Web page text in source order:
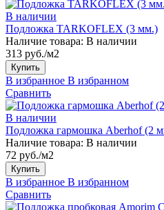
В наличии
Подложка TARKOFLEX (3 мм.)
Наличие товара: В наличии
313 руб./м2
Купить
В избранное В избранном
Сравнить
В наличии
Подложка гармошка Aberhof (2
Наличие товара: В наличии
72 руб./м2
Купить
В избранное В избранном
Сравнить